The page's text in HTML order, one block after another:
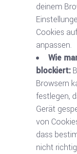
deinem
Cookies
anpassen.
Wie
blockiert:
Browsern
festlegen,
Gerät
von
dass
nicht